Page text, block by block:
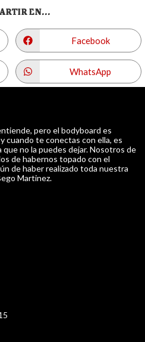
EN...
Facebook
WhatsApp
pero el bodyboard es
cuando te conectas con ella, es
no la puedes dejar. Nosotros de
de habernos topado con el
de haber realizado toda nuestra
Martinez.